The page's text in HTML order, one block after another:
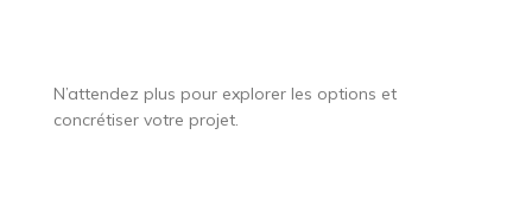
N’attendez plus pour explorer les options et
concrétiser votre projet.